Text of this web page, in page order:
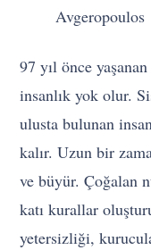
Avgeropoulos
97 yıl önce
insanlık yok olur.
ulusta bulunan
kalır. Uzun bir
ve büyür. Çoğalan
katı kurallar
yetersizliği,